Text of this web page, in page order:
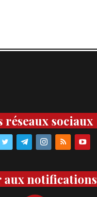
réseaux sociaux
aux notifications